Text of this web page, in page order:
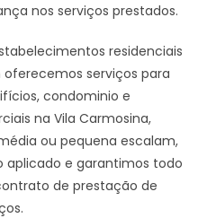
nos serviços prestados.
residenciais
serviços para
condominio e
na Vila Carmosina,
ou pequena escalam,
aplicado e garantimos todo
de prestação de